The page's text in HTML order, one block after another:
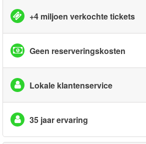
+4 miljoen verkochte tickets
Geen reserveringskosten
Lokale klantenservice
35 jaar ervaring